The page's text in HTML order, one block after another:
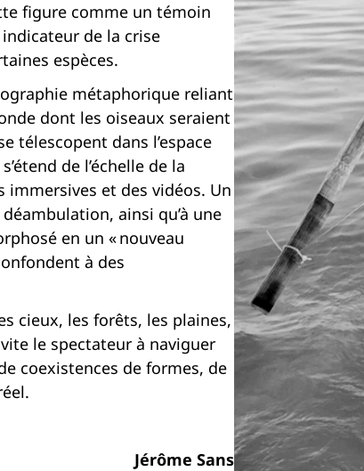
figure comme un témoin
de la crise
espèces.
métaphorique reliant
dont les oiseaux seraient
télescopent dans l’espace
de l’échelle de la
et des vidéos. Un
ainsi qu’à une
en un « nouveau
à des
cieux, les forêts, les plaines,
le spectateur à naviguer
coexistences de formes, de
Jérôme Sans